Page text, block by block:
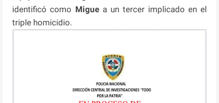
identificó como Miguea un tercer implicado en el
triple homicidio.